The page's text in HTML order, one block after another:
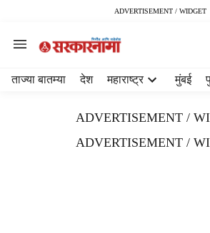
ADVERTISEMENT / WIDGET
ताज्या बातम्या देश महाराष्ट्र मुंबई
ADVERTISEMENT /
ADVERTISEMENT /